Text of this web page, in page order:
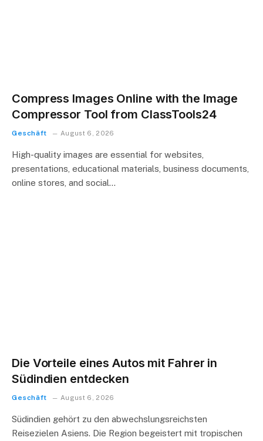
Compress Images Online with the Image
Compressor Tool from ClassTools24
Geschäft August 6, 2026
High-quality images are essential for websites,
presentations, educational materials, business documents,
online stores, and social…
Die Vorteile eines Autos mit Fahrer in
Südindien entdecken
Geschäft August 6, 2026
Südindien gehört zu den abwechslungsreichsten
Reisezielen Asiens. Die Region begeistert mit tropischen